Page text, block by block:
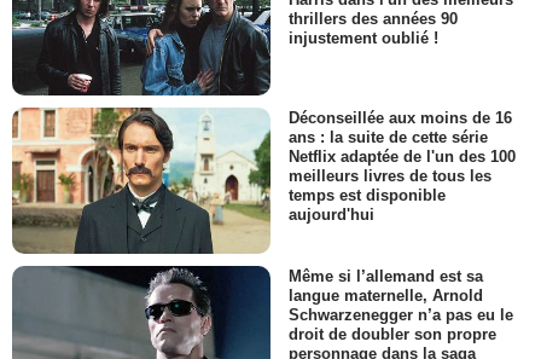
thrillers des années 90
injustement oublié !
Déconseillée aux moins de 16
ans : la suite de cette série
Netflix adaptée de l'un des 100
meilleurs livres de tous les
temps est disponible
aujourd'hui
Même si l’allemand est sa
langue maternelle, Arnold
Schwarzenegger n’a pas eu le
droit de doubler son propre
personnage dans la saga